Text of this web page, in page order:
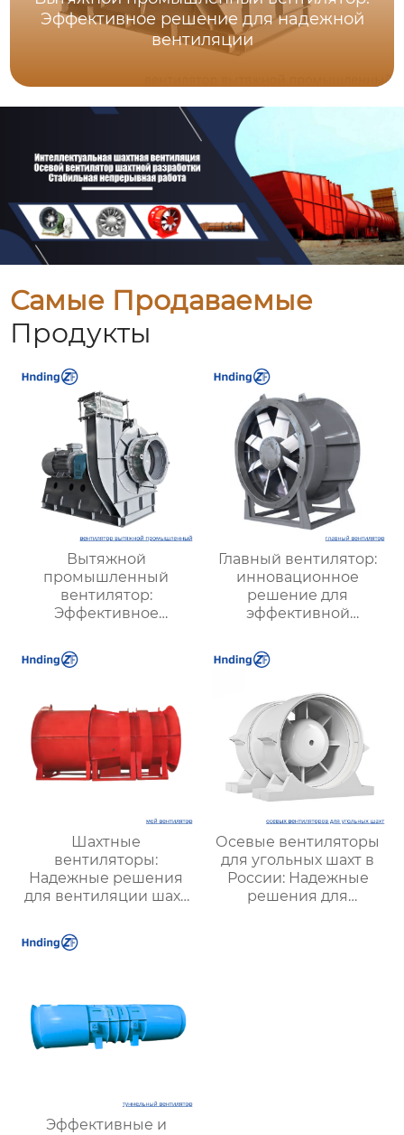
Эффективное решение для надежной
вентиляции
Самые Продаваемые
Продукты
Вытяжной
промышленный
вентилятор:
Эффективное
надежной вентиляции
Главный вентилятор:
инновационное
решение для
эффективной
оптимизации работы
Шахтные
вентиляторы:
Надежные решения
для вентиляции шахт
| Купить с доставкой
Осевые вентиляторы
для угольных шахт в
России: Надежные
решения для
Эффективные и